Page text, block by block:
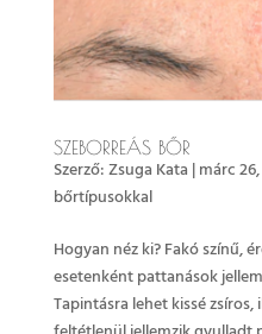
SZEBORREÁS BŐR
Szerző:Zsuga Kata |márc
bőrtípusokkal
Hogyan néz ki? Fakó színű,
esetenként pattanások
Tapintásra lehet kissé zsíros,